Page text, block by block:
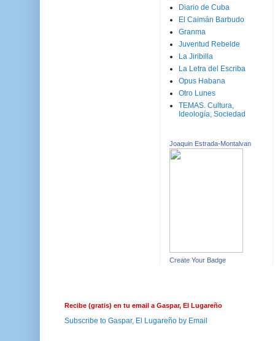
Diario de Cuba
El Caimán Barbudo
Granma
Juventud Rebelde
La Jiribilla
La Letra del Escriba
Opus Habana
Otro Lunes
TEMAS. Cultura,
Ideología, Sociedad
Joaquin Estrada-Montalvan
Create Your Badge
Recibe (gratis) en tu email a Gaspar, El Lugareño
Subscribe to Gaspar, El Lugareño by Email